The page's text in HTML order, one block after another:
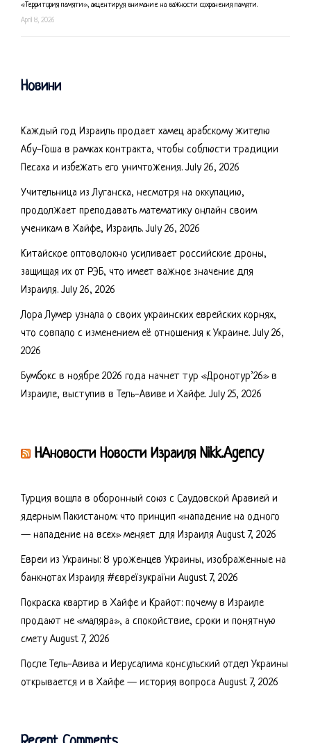
«Территория памяти», акцентируя внимание на важности сохранения памяти.
April 8, 2026
Новини
Каждый год Израиль продает хамец арабскому жителю
Абу-Гоша в рамках контракта, чтобы соблюсти традиции
Песаха и избежать его уничтожения. July 26, 2026
Учительница из Луганска, несмотря на оккупацию,
продолжает преподавать математику онлайн своим
ученикам в Хайфе, Израиль. July 26, 2026
Китайское оптоволокно усиливает российские дроны,
защищая их от РЭБ, что имеет важное значение для
Израиля. July 26, 2026
Лора Лумер узнала о своих украинских еврейских корнях,
что совпало с изменением её отношения к Украине. July 26,
2026
Бумбокс в ноябре 2026 года начнет тур «Дронотур’26» в
Израиле, выступив в Тель-Авиве и Хайфе. July 25, 2026
НАновости Новости Израиля Nikk.Agency
Турция вошла в оборонный союз с Саудовской Аравией и
ядерным Пакистаном: что принцип «нападение на одного
— нападение на всех» меняет для Израиля August 7, 2026
Евреи из Украины: 8 уроженцев Украины, изображенные на
банкнотах Израиля #євреїзукраїни August 7, 2026
Покраска квартир в Хайфе и Крайот: почему в Израиле
продают не «маляра», а спокойствие, сроки и понятную
смету August 7, 2026
После Тель-Авива и Иерусалима консульский отдел Украины
открывается и в Хайфе — история вопроса August 7, 2026